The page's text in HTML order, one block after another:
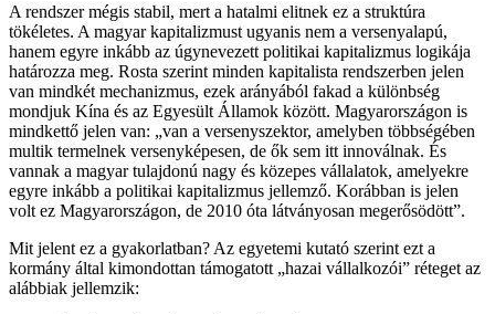
A rendszer mégis stabil, mert a hatalmi elitnek ez a struktúra
tökéletes. A magyar kapitalizmust ugyanis nem a versenyalapú,
hanem egyre inkább az úgynevezett politikai kapitalizmus logikája
határozza meg. Rosta szerint minden kapitalista rendszerben jelen
van mindkét mechanizmus, ezek arányából fakad a különbség
mondjuk Kína és az Egyesült Államok között. Magyarországon is
mindkettő jelen van: „van a versenyszektor, amelyben többségében
multik termelnek versenyképesen, de ők sem itt innoválnak. És
vannak a magyar tulajdonú nagy és közepes vállalatok, amelyekre
egyre inkább a politikai kapitalizmus jellemző. Korábban is jelen
volt ez Magyarországon, de 2010 óta látványosan megerősödött”.
Mit jelent ez a gyakorlatban? Az egyetemi kutató szerint ezt a
kormány által kimondottan támogatott „hazai vállalkozói” réteget az
alábbiak jellemzik: